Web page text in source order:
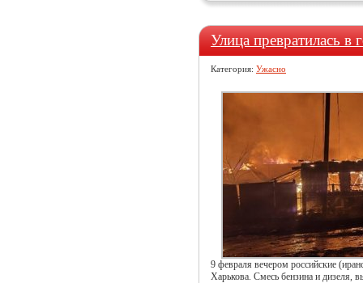
Улица превратилась
Категория: Ужасно
9 февраля вечером российские
Харькова. Смесь бензина и дизеля,